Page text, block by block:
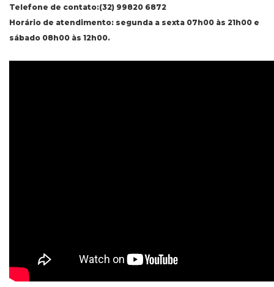
Telefone de contato:(32) 99820 6872
Horário de atendimento: segunda a sexta 07h00 às 21h00 e
sábado 08h00 às 12h00.